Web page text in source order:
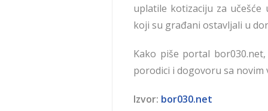
uplatile kotizaciju za učešće
koji su građani ostavljali u
Kako piše portal
porodici i dogovoru sa novim
Izvor: bor030.net